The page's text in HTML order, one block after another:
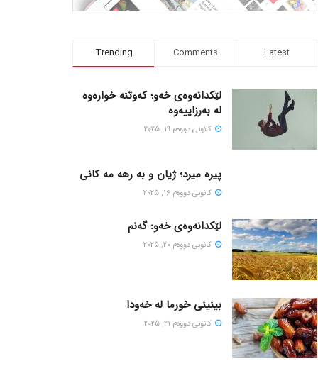
Trending Comments Latest
لێکدانەوەی خەو؛ کەوتنە خوارەوە
لە بەرزاییەوە
كانونی دووه‌م 19, 2025
پیره میرد؛ ژیان و به رهه مه کانی
كانونی دووه‌م 16, 2025
لێکدانەوەی خەو: گەنم
كانونی دووه‌م 20, 2025
بینینی خورما لە خەودا
كانونی دووه‌م 21, 2025